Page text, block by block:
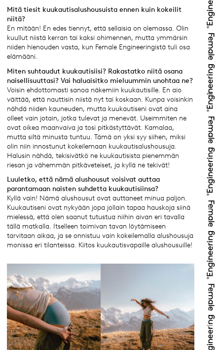
Mitä tiesit kuukautisalushousuista ennen kuin kokeilit
niitä?
En mitään! En edes tiennyt, että sellaisia on olemassa. Olin
kuullut niistä kerran tai kaksi ohimennen, mutta ymmärsin
niiden hienouden vasta, kun Female Engineeringistä tuli osa
elämääni.
Miten suhtaudut kuukautisiisi? Rakastatko niitä osana
naisellisuuttasi? Vai haluaisitko mieluummin unohtaa ne?
Voisin ehdottomasti sanoa näkemiin kuukautisille. En aio
väittää, että nauttisin niistä nyt tai koskaan. Kunpa voisinkin
nähdä niiden kauneuden, mutta kuukautiseni ovat aina
olleet vain jotain, jotka tulevat ja menevät. Useimmiten ne
ovat oikea maanvaiva ja tosi pitkästyttävät. Kamalaa,
mutta siltä minusta tuntuu. Tämä on yksi syy siihen, miksi
olin niin innostunut kokeilemaan kuukautisalushousuja.
Halusin nähdä, tekisivätkö ne kuukautisista pienemmän
riesan ja vähemmän pitkäveteiset, ja kyllä ne tekivät!
Luuletko, että nämä alushousut voisivat auttaa
parantamaan naisten suhdetta kuukautisiinsa?
Kyllä vain! Nämä alushousut ovat auttaneet minua paljon.
Kuukautiseni ovat nykyään jopa jollain tapaa hauskoja siinä
mielessä, että olen saanut tutustua niihin aivan eri tavalla
tällä matkalla. Itselleen toimivan tavan löytämiseen
tarvitaan aikaa, ja se onnistuu vain kokeilemalla alushousuja
monissa eri tilanteissa. Kiitos kuukautisvapaille alushousuille!